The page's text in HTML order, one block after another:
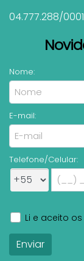
04.777.288/
Nome:
E-mail:
Telefone/Celular:
Li e aceito os